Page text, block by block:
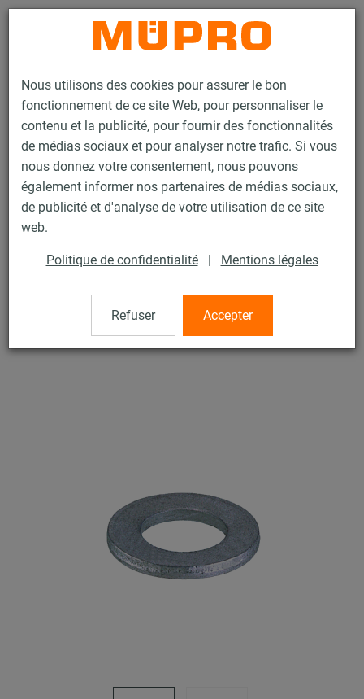
Nous utilisons des cookies pour assurer le bon
fonctionnement de ce site Web, pour personnaliser le
contenu et la publicité, pour fournir des fonctionnalités
de médias sociaux et pour analyser notre trafic. Si vous
nous donnez votre consentement, nous pouvons
également informer nos partenaires de médias sociaux,
de publicité et d'analyse de votre utilisation de ce site
web.
Politique de confidentialité | Mentions légales
Refuser Accepter
Contact
Produits Technique de fixation
Produits en inox
Accessoires de montage, inox
Rondelle
Rondelle
Rondelle, DIN 125, M16, Inox 304